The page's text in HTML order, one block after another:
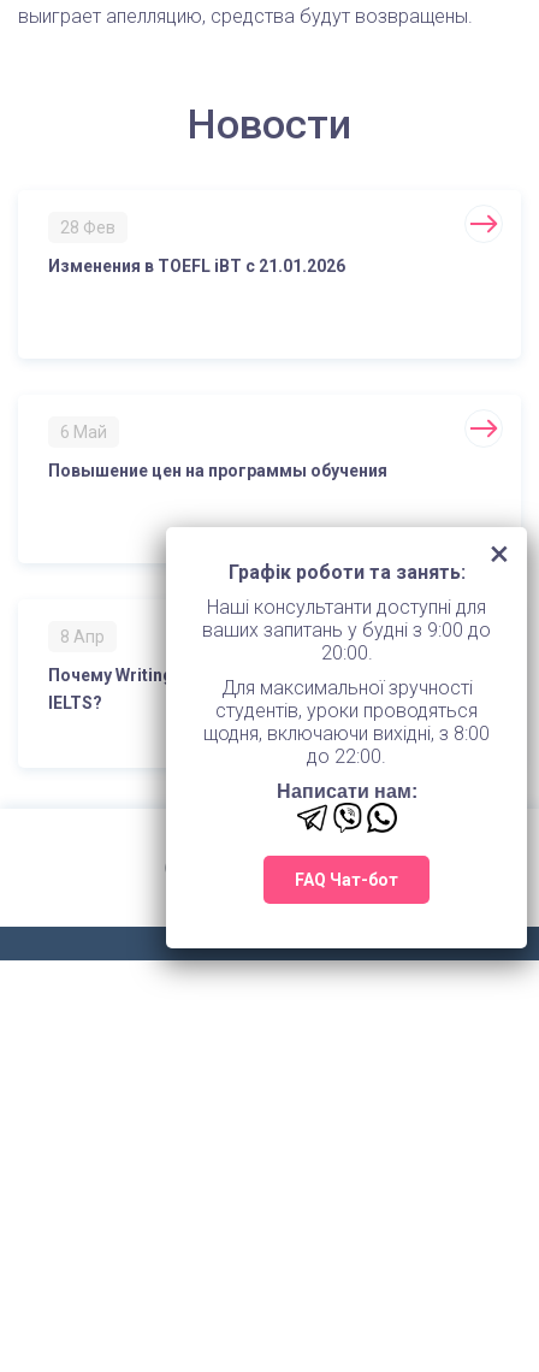
выиграет апелляцию, средства будут возвращены.
Новости
28 Фев
Изменения в TOEFL iBT с 21.01.2026
6 Май
Повышение цен на программы обучения
8 Апр
Почему Writing является самым сложным модулем
IELTS?
Графік роботи та занять:
Наші консультанти доступні для
ваших запитань у будні з 9:00 до
20:00.
Для максимальної зручності
студентів, уроки проводяться
щодня, включаючи вихідні, з 8:00
до 22:00.
Написати нам:
FAQ Чат-бот